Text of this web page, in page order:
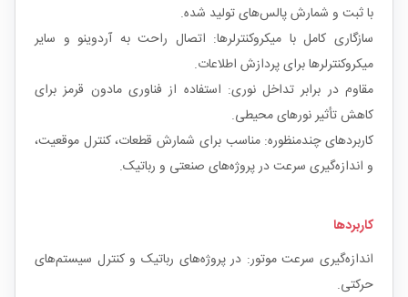
با ثبت و شمارش پالس‌های تولید شده.
سازگاری کامل با میکروکنترلرها: اتصال راحت به آردوینو و سایر
میکروکنترلرها برای پردازش اطلاعات.
مقاوم در برابر تداخل نوری: استفاده از فناوری مادون قرمز برای
کاهش تأثیر نورهای محیطی.
کاربردهای چندمنظوره: مناسب برای شمارش قطعات، کنترل موقعیت،
و اندازه‌گیری سرعت در پروژه‌های صنعتی و رباتیک.
کاربردها
اندازه‌گیری سرعت موتور: در پروژه‌های رباتیک و کنترل سیستم‌های
حرکتی.